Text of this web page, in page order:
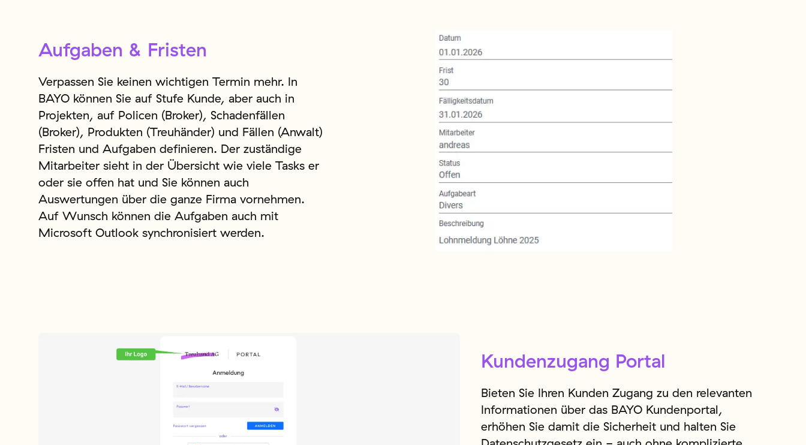
Aufgaben & Fristen
Verpassen Sie keinen wichtigen Termin mehr. In
BAYO können Sie auf Stufe Kunde, aber auch in
Projekten, auf Policen (Broker), Schadenfällen
(Broker), Produkten (Treuhänder) und Fällen (Anwalt)
Fristen und Aufgaben definieren. Der zuständige
Mitarbeiter sieht in der Übersicht wie viele Tasks er
oder sie offen hat und Sie können auch
Auswertungen über die ganze Firma vornehmen.
Auf Wunsch können die Aufgaben auch mit
Microsoft Outlook synchronisiert werden.
Kundenzugang Portal
Bieten Sie Ihren Kunden Zugang zu den relevanten
Informationen über das BAYO Kundenportal,
erhöhen Sie damit die Sicherheit und halten Sie